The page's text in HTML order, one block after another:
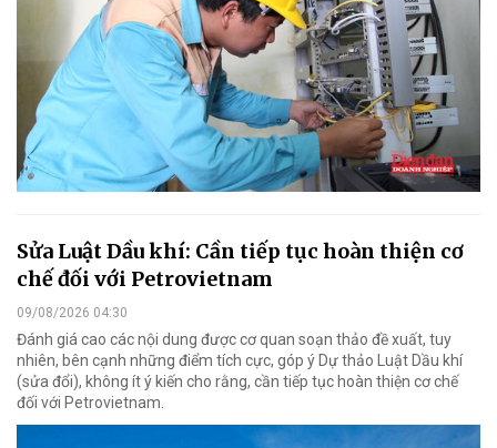
Sửa Luật Dầu khí: Cần tiếp tục hoàn thiện cơ
chế đối với Petrovietnam
09/08/2026 04:30
Đánh giá cao các nội dung được cơ quan soạn thảo đề xuất, tuy
nhiên, bên cạnh những điểm tích cực, góp ý Dự thảo Luật Dầu khí
(sửa đổi), không ít ý kiến cho rằng, cần tiếp tục hoàn thiện cơ chế
đối với Petrovietnam.